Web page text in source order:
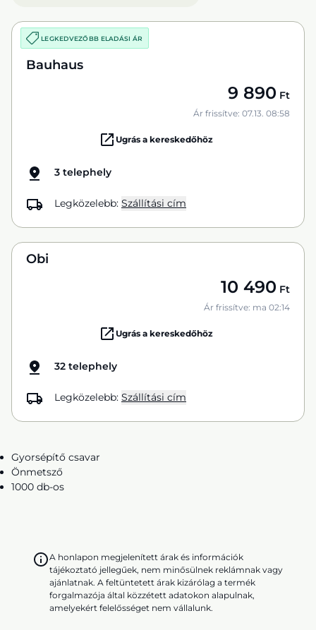
LEGKEDVEZŐBB ELADÁSI ÁR
Bauhaus
9 890 Ft
Ár frissítve: 07.13. 08:58
Ugrás a kereskedőhöz
3 telephely
Legközelebb: Szállítási cím
Obi
10 490 Ft
Ár frissítve: ma 02:14
Ugrás a kereskedőhöz
32 telephely
Legközelebb: Szállítási cím
Gyorsépítő csavar
Önmetsző
1000 db-os
A honlapon megjelenített árak és információk
tájékoztató jellegűek, nem minősülnek reklámnak vagy
ajánlatnak. A feltüntetett árak kizárólag a termék
forgalmazója által közzétett adatokon alapulnak,
amelyekért felelősséget nem vállalunk.